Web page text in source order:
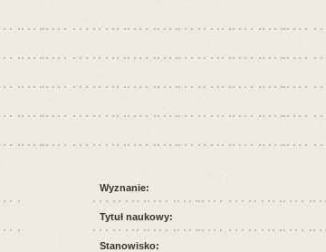
Wyznanie:
Tytuł naukowy:
Stanowisko: